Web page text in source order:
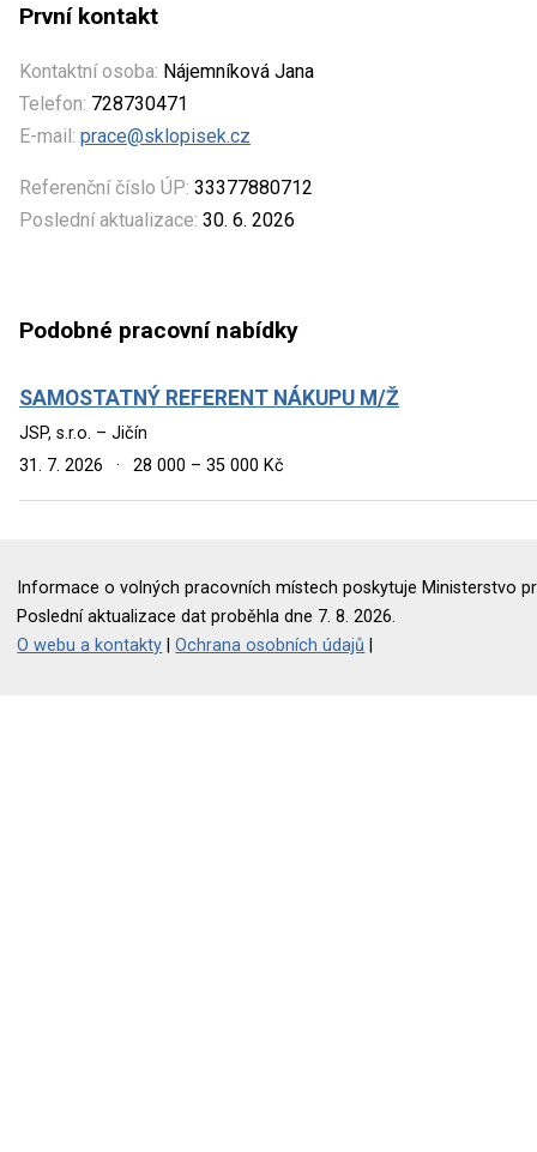
První kontakt
Kontaktní osoba: Nájemníková Jana
Telefon: 728730471
E-mail: prace@sklopisek.cz
Referenční číslo ÚP: 33377880712
Poslední aktualizace: 30. 6. 2026
Podobné pracovní nabídky
SAMOSTATNÝ REFERENT NÁKUPU M/Ž
JSP, s.r.o. – Jičín
31. 7. 2026
· 28 000 – 35 000 Kč
Informace o volných pracovních místech poskytuje Ministerstvo
Poslední aktualizace dat proběhla dne 7. 8. 2026.
O webu a kontakty |Ochrana osobních údajů